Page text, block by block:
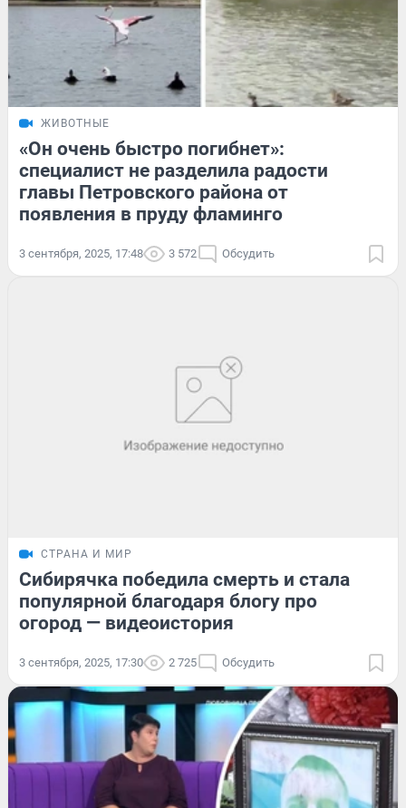
ЖИВОТНЫЕ
«Он очень быстро погибнет»:
специалист не разделила радости
главы Петровского района от
появления в пруду фламинго
3 сентября, 2025, 17:48 3 572 Обсудить
СТРАНА И МИР
Сибирячка победила смерть и стала
популярной благодаря блогу про
огород — видеоистория
3 сентября, 2025, 17:30 2 725 Обсудить